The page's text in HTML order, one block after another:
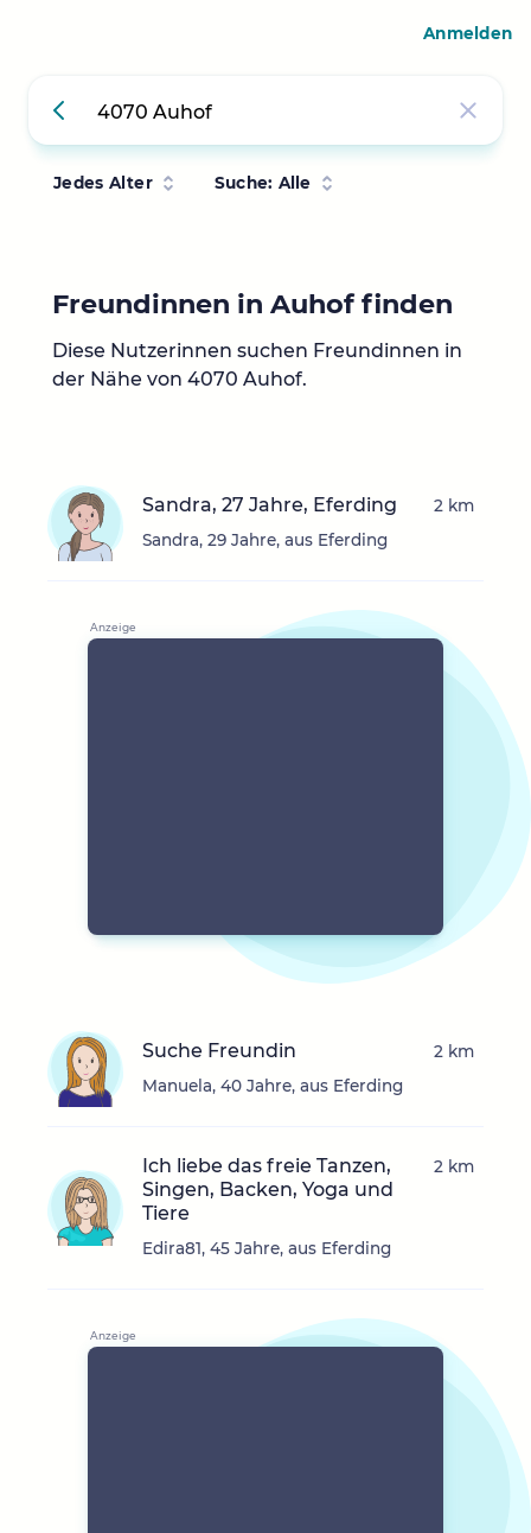
Jedes Alter Suche: Alle
Freundinnen in Auhof finden
Diese Nutzerinnen suchen Freundinnen in
der Nähe von 4070 Auhof.
Sandra, 27 Jahre, Eferding
Sandra, 29 Jahre, aus Eferding
2 km
Suche Freundin
Manuela, 40 Jahre, aus Eferding
2 km
Ich liebe das freie Tanzen,
Singen, Backen, Yoga und
Tiere
Edira81, 45 Jahre, aus Eferding
2 km
Anmelden